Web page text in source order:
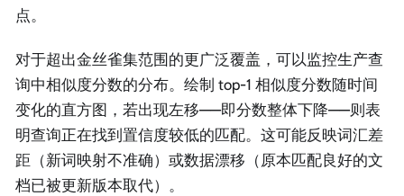
点。
对于超出金丝雀集范围的更广泛覆盖，可以监控生产查
询中相似度分数的分布。绘制 top-1 相似度分数随时间
变化的直方图，若出现左移——即分数整体下降——则表
明查询正在找到置信度较低的匹配。这可能反映词汇差
距（新词映射不准确）或数据漂移（原本匹配良好的文
档已被更新版本取代）。